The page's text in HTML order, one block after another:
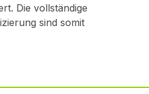
Die vollständige
sind somit